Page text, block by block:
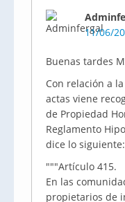
11/06/
Buenas tardes
Con relación a
actas viene
de Propiedad
Reglamento
dice lo siguiente:
"""Artículo 415.
En las
propietarios de